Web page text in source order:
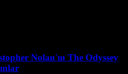
Nolan'ın The Odyssey